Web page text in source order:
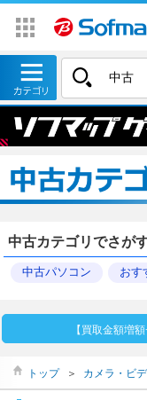
中古カテゴリでさが
中古パソコン おす
【買取金額増
トップ ＞ カメラ・ビ